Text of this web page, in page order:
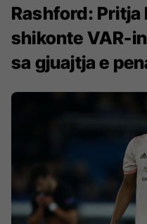
Rashford:
shikonte VAR-
sa gjuajtja e